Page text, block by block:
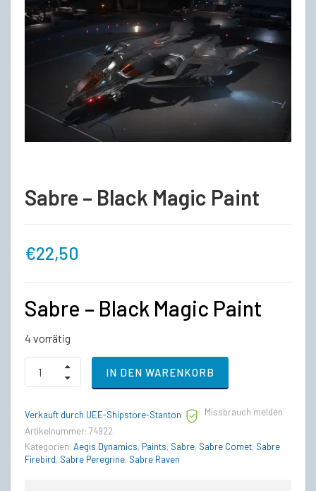
Sabre – Black Magic Paint
€22,50
Sabre – Black Magic Paint
4 vorrätig
Sabre
Black
Paint
quantity
IN DEN WARENKORB
Verkauft durch UEE-Shipstore-Stanton
Missbrauch melden
Artikelnummer: 74922
Kategorien: Aegis Dynamics, Paints, Sabre, Sabre Comet, Sabre
Firebird, Sabre Peregrine, Sabre Raven